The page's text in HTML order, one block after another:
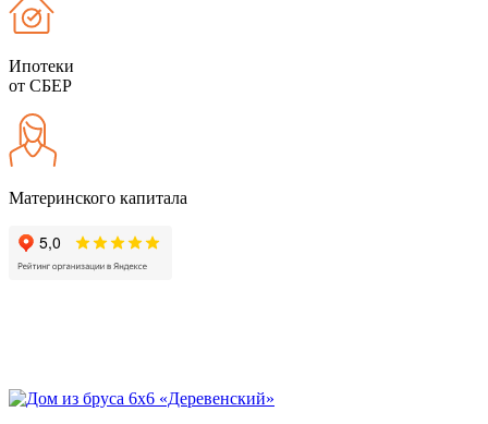
Ипотеки
от СБЕР
Материнского капитала